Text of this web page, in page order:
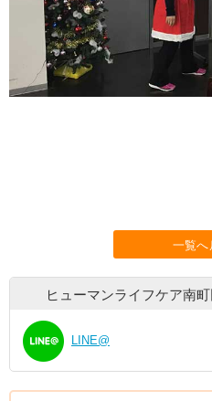
一覧へ
ヒューマンライフケア南町
LINE@